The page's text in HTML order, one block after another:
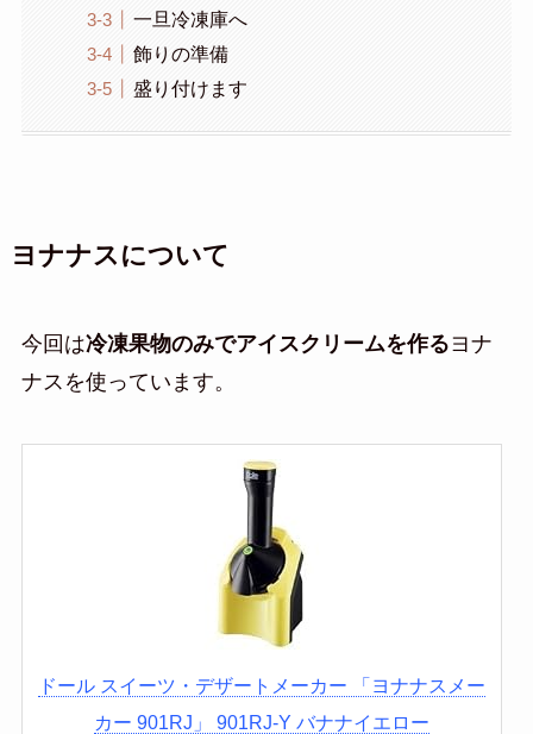
一旦冷凍庫へ
飾りの準備
盛り付けます
ヨナナスについて
今回は冷凍果物のみでアイスクリームを作るヨナ
ナスを使っています。
ドール スイーツ・デザートメーカー 「ヨナナスメー
カー 901RJ」 901RJ-Y バナナイエロー